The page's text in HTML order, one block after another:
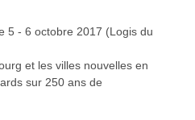
e
e
5 - 6 octobre 2017 (Logis du
et les villes nouvelles en
sur 250 ans de